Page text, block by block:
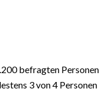
befragten Personen
3 von 4 Personen